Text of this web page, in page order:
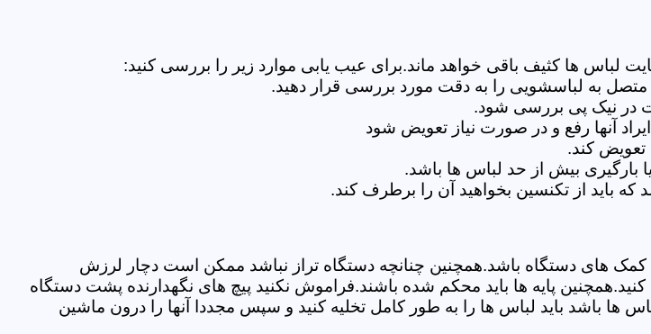
لباس ها کثیف باقی خواهد ماند.برای عیب یابی موارد زیر را بررسی کنید:
متصل به لباسشویی را به دقت مورد بررسی قرار دهید.
در نیک پی بررسی شود.
آنها رفع و در صورت نیاز تعویض شود
تعویض کند.
بارگیری بیش از حد لباس ها باشد.
از تکنسین بخواهید آن را برطرف کند.
های دستگاه باشد.همچنین چنانچه دستگاه تراز نباشد ممکن است دچار لرزش
پایه ها باید محکم شده باشند.فراموش نکنید پیچ های نگهدارنده پشت دستگاه
ها باشد باید لباس ها را به طور کامل تخلیه کنید و سپس مجددا آنها را درون ماشین